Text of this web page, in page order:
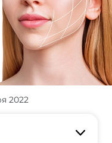
2022